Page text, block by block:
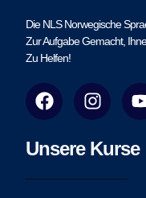
Die NLS Norwegische
Zur Aufgabe Gemacht,
Zu Helfen!
F
a
e
o
I
n
t
g
t
Unsere Kurse